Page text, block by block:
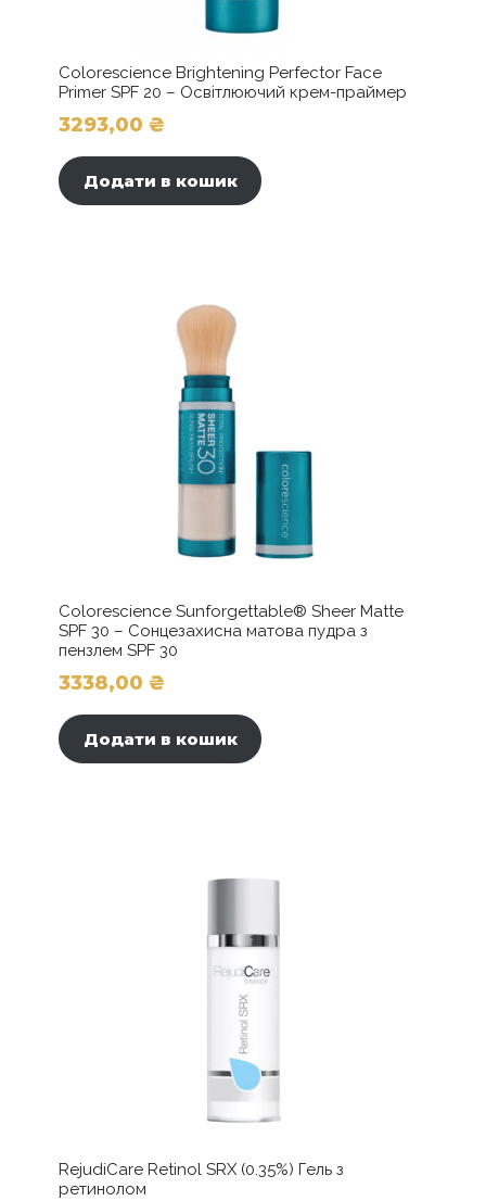
Colorescience Brightening Perfector Face
Primer SPF 20 – Освітлюючий крем-праймер
3293,00 ₴
Додати в кошик
Colorescience Sunforgettable® Sheer Matte
SPF 30 – Сонцезахисна матова пудра з
пензлем SPF 30
3338,00 ₴
Додати в кошик
RejudiCare Retinol SRX (0.35%) Гель з
ретинолом